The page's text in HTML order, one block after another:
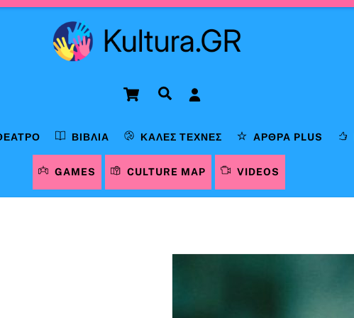
Cart Αναζήτηση
ΒΙΒΛΊΑ ΚΑΛΈΣ ΤΈΧΝΕΣ ΆΡΘΡΑ PLUS
GAMES CULTURE MAP VIDEOS